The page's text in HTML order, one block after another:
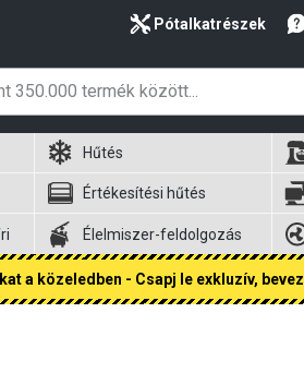
Pótalkatrészek
Hűtés
Értékesítési hűtés
Élelmiszer-feldolgozás
a közeledben - Csapj le exkluzív,